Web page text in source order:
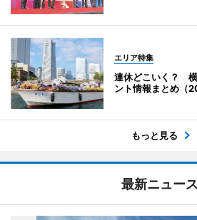
エリア特集
連休どこいく？
ント情報まとめ（
もっと見る
最新ニュース